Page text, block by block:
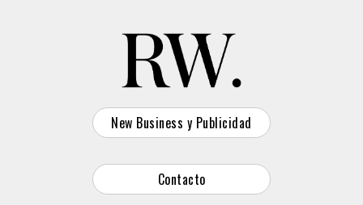
New Business y Publicidad
Contacto